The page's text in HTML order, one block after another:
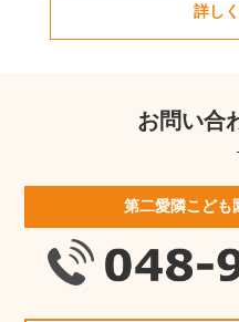
詳し
お問い合
第二愛隣こども